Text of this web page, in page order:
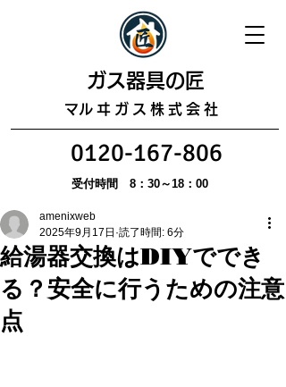
​ガス器具の匠
​マルヰガス株式会社
0120-167-806
受付時間 8：30～18：00
給湯器交換はDIYででき
る？安全に行うための注意
点
amenixweb
2025年9月17日 読了時間: 6分